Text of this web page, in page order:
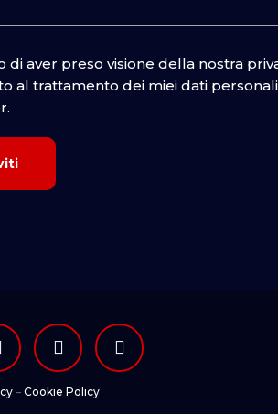
di aver preso visione della nostra
al trattamento dei miei dati
– Cookie Policy